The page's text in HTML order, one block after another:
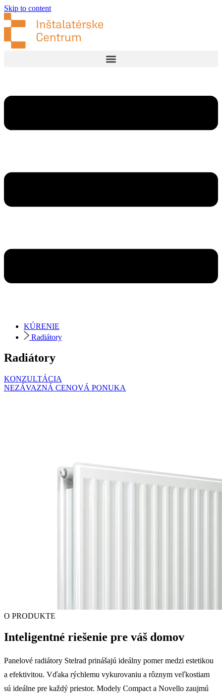
Skip to content
KÚRENIE
Radiátory
Radiátory
KONZULTÁCIA
NEZÁVAZNÁ CENOVÁ PONUKA
O PRODUKTE
Inteligentné riešenie pre váš domov
Panelové radiátory Stelrad prinášajú ideálny pomer medzi estetikou
a efektivitou. Vďaka rýchlemu vykurovaniu a rôznym veľkostiam
sú ideálne pre každý priestor. Modely Compact a Novello zaujmú